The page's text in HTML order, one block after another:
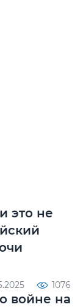
это не
1076
войне на